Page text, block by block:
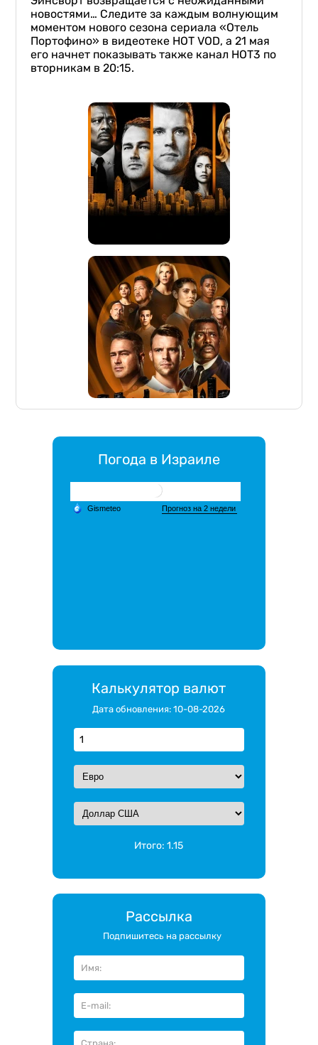
новостями… Следите за каждым волнующим
моментом нового сезона сериала «Отель
Портофино» в видеотеке HOT VOD, а 21 мая
его начнет показывать также канал НОТ3 по
вторникам в 20:15.
Погода в Израиле
Калькулятор валют
Дата обновления: 10-08-2026
Итого:1.15
Рассылка
Подпишитесь на рассылку